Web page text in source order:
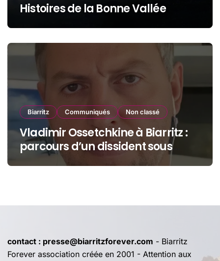
Histoires de la Bonne Vallée
Biarritz Communiqués Non classé
Vladimir Ossetchkine à Biarritz :
parcours d’un dissident sous
protection
contact : presse@biarritzforever.com - Biarritz
Forever association créée en 2001 - Attention aux